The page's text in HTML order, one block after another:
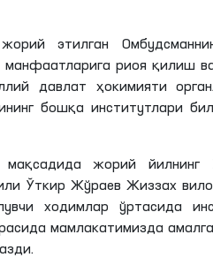
этилган
манфаатларига риоя қилиш
давлат ҳокимияти
бошқа институтлари
мақсадида жорий
Ўткир Жўраев Жиззах
ходимлар ўртасида
мамлакатимизда